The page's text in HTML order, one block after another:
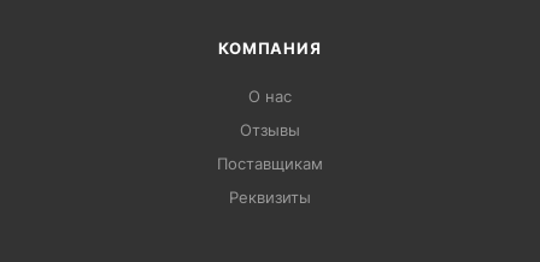
КОМПАНИЯ
О нас
Отзывы
Поставщикам
Реквизиты